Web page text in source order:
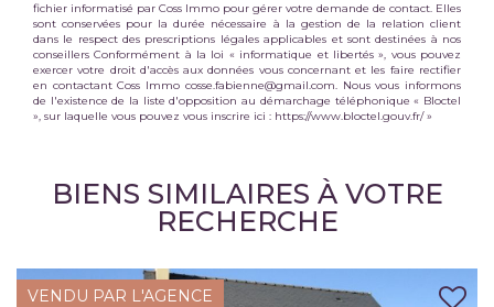
fichier informatisé par Coss Immo pour gérer votre demande de contact. Elles
sont conservées pour la durée nécessaire à la gestion de la relation client
dans le respect des prescriptions légales applicables et sont destinées à nos
conseillers Conformément à la loi « informatique et libertés », vous pouvez
exercer votre droit d'accès aux données vous concernant et les faire rectifier
en contactant Coss Immo cosse.fabienne@gmail.com. Nous vous informons
de l'existence de la liste d'opposition au démarchage téléphonique « Bloctel
», sur laquelle vous pouvez vous inscrire ici : https://www.bloctel.gouv.fr/»
BIENS SIMILAIRES À VOTRE
RECHERCHE
VENDU PAR L'AGENCE